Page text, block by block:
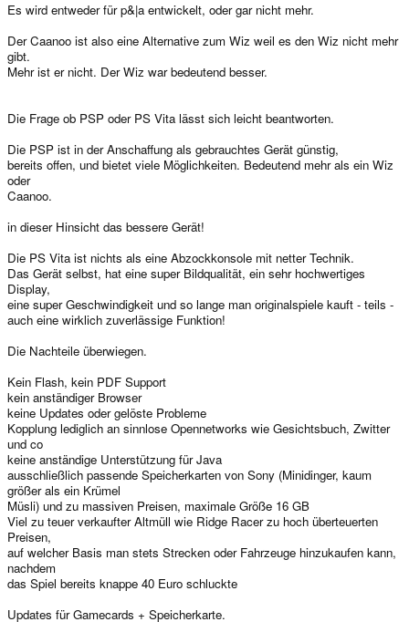
Es wird entweder für p&|a entwickelt, oder gar nicht mehr.
Der Caanoo ist also eine Alternative zum Wiz weil es den Wiz nicht mehr
gibt.
Mehr ist er nicht. Der Wiz war bedeutend besser.
Die Frage ob PSP oder PS Vita lässt sich leicht beantworten.
Die PSP ist in der Anschaffung als gebrauchtes Gerät günstig,
bereits offen, und bietet viele Möglichkeiten. Bedeutend mehr als ein Wiz
oder
Caanoo.
in dieser Hinsicht das bessere Gerät!
Die PS Vita ist nichts als eine Abzockkonsole mit netter Technik.
Das Gerät selbst, hat eine super Bildqualität, ein sehr hochwertiges
Display,
eine super Geschwindigkeit und so lange man originalspiele kauft - teils -
auch eine wirklich zuverlässige Funktion!
Die Nachteile überwiegen.
Kein Flash, kein PDF Support
kein anständiger Browser
keine Updates oder gelöste Probleme
Kopplung lediglich an sinnlose Opennetworks wie Gesichtsbuch, Zwitter
und co
keine anständige Unterstützung für Java
ausschließlich passende Speicherkarten von Sony (Minidinger, kaum
größer als ein Krümel
Müsli) und zu massiven Preisen, maximale Größe 16 GB
Viel zu teuer verkaufter Altmüll wie Ridge Racer zu hoch überteuerten
Preisen,
auf welcher Basis man stets Strecken oder Fahrzeuge hinzukaufen kann,
nachdem
das Spiel bereits knappe 40 Euro schluckte
Updates für Gamecards + Speicherkarte.